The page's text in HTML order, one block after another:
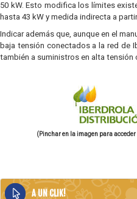
50 kW. Esto modifica los límites
hasta 43 kW y medida indirecta a
Indicar además que, aunque en el
baja tensión conectados a la red de
también a suministros en alta tensión
(Pinchar en la imagen para
A UN CLIK!